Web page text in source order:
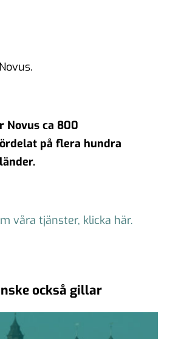
Novus ca 800
på flera hundra
våra tjänster, klicka här.
också gillar